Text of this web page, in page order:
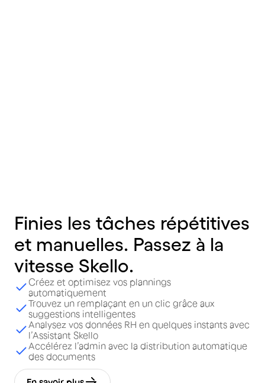
Finies les tâches répétitives
et manuelles. Passez à la
vitesse Skello.
Créez et optimisez vos plannings
automatiquement
Trouvez un remplaçant en un clic grâce aux
suggestions intelligentes
Analysez vos données RH en quelques instants avec
l’Assistant Skello
Accélérez l’admin avec la distribution automatique
des documents